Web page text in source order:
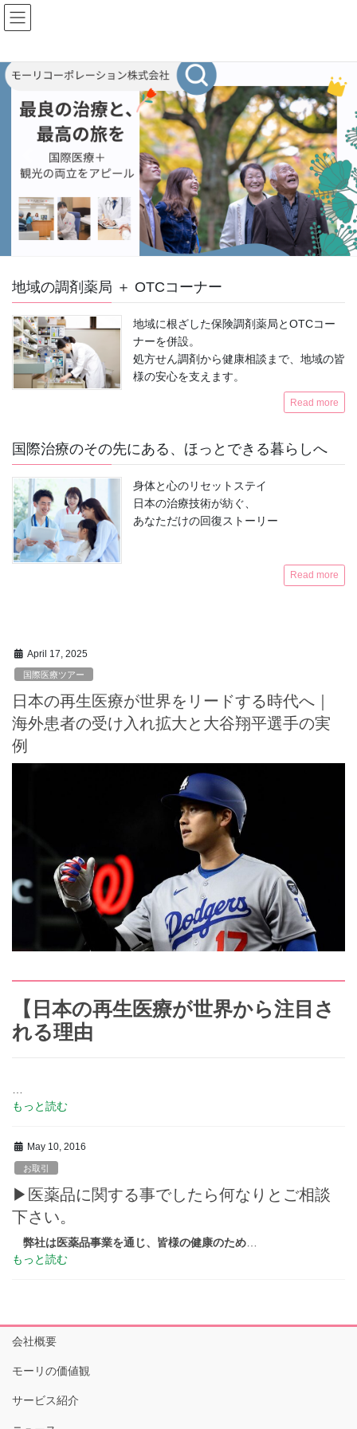
Skip
Skip
Previous Next
地域の調剤薬局 ＋ OTCコーナー
地域に根ざした保険調剤薬局とOTCコー
ナーを併設。
処方せん調剤から健康相談まで、地域の皆
様の安心を支えます。
Read more
国際治療のその先にある、ほっとできる暮らしへ
身体と心のリセットステイ
日本の治療技術が紡ぐ、
あなただけの回復ストーリー
Read more
April 17, 2025
国際医療ツアー
日本の再生医療が世界をリードする時代へ｜
海外患者の受け入れ拡大と大谷翔平選手の実
例
【日本の再生医療が世界から注目さ
れる理由
…
もっと読む
May 10, 2016
お取引
▶医薬品に関する事でしたら何なりとご相談
下さい。
弊社は医薬品事業を通じ、皆様の健康のため
もっと読む
会社概要
モーリの価値観
サービス紹介